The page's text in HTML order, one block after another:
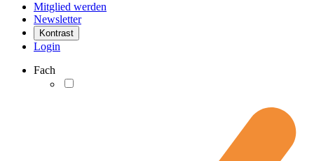
Mitglied werden
Newsletter
Kontrast
Login
Fach